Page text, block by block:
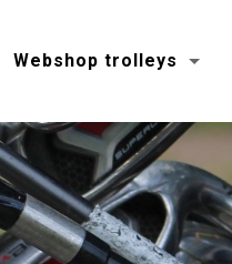
Webshop trolleys